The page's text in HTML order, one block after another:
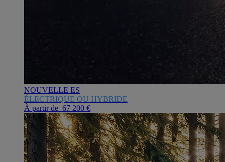
NOUVELLE ES
ÉLECTRIQUE OU HYBRIDE
À partir de 67 200 €